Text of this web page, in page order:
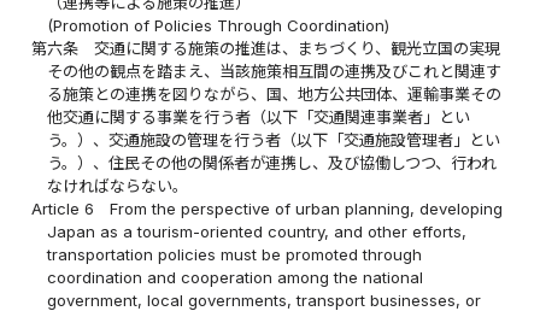
(Promotion of Policies Through Coordination)
第六条
交通に関する施策の推進は、まちづくり、観光立国の実現
その他の観点を踏まえ、当該施策相互間の連携及びこれと関連す
る施策との連携を図りながら、国、地方公共団体、運輸事業その
他交通に関する事業を行う者（以下「交通関連事業者」とい
う。）、交通施設の管理を行う者（以下「交通施設管理者」とい
う。）、住民その他の関係者が連携し、及び協働しつつ、行われ
なければならない。
Article 6
From the perspective of urban planning, developing
Japan as a tourism-oriented country, and other efforts,
transportation policies must be promoted through
coordination and cooperation among the national
government, local governments, transport businesses, or